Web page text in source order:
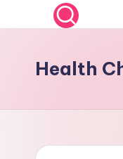
समाचार
–
Health